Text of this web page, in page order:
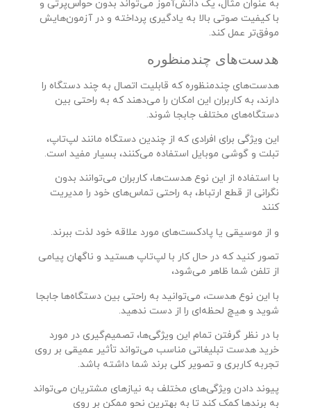
به عنوان مثال، یک دانش‌آموز می‌تواند بدون حواس‌پرتی و
با کیفیت صوتی بالا به یادگیری پرداخته و در آزمون‌هایش
موفق‌تر عمل کند.
هدست‌های چندمنظوره
هدست‌های چندمنظوره که قابلیت اتصال به چند دستگاه را
دارند، به کاربران این امکان را می‌دهند که به راحتی بین
دستگاه‌های مختلف جابجا شوند.
این ویژگی برای افرادی که از چندین دستگاه مانند لپ‌تاپ،
تبلت و گوشی موبایل استفاده می‌کنند، بسیار مفید است.
با استفاده از این نوع هدست‌ها، کاربران می‌توانند بدون
نگرانی از قطع ارتباط، به راحتی تماس‌های خود را مدیریت
کنند
و از موسیقی یا پادکست‌های مورد علاقه خود لذت ببرند.
تصور کنید که در حال کار با لپ‌تاپ هستید و ناگهان پیامی
از تلفن شما ظاهر می‌شود،
با این نوع هدست، می‌توانید به راحتی بین دستگاه‌ها جابجا
شوید و هیچ لحظه‌ای را از دست ندهید.
با در نظر گرفتن تمام این ویژگی‌ها، تصمیم‌گیری در مورد
خرید هدست تبلیغاتی مناسب می‌تواند تأثیر عمیقی بر روی
تجربه کاربری و تصویر کلی برند شما داشته باشد.
پیوند دادن ویژگی‌های مختلف به نیازهای مشتریان می‌تواند
به برندها کمک کند تا به بهترین نحو ممکن بر روی